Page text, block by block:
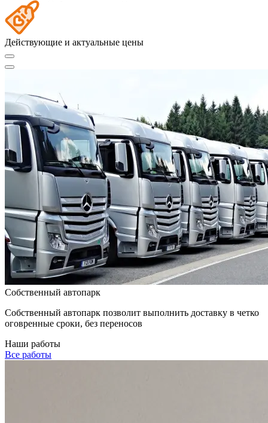
Действующие и актуальные цены
Собственный автопарк
Собственный автопарк позволит выполнить доставку в четко
оговренные сроки, без переносов
Наши работы
Все работы